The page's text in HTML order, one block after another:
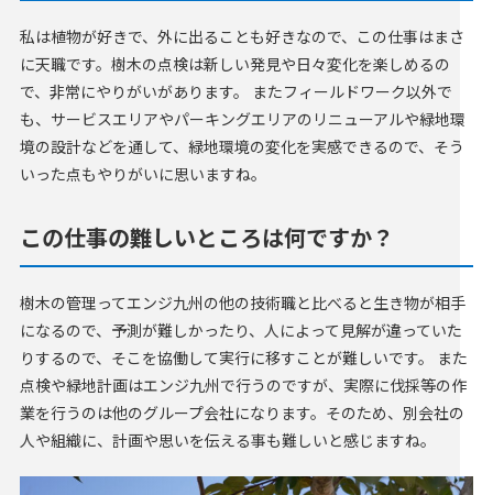
私は植物が好きで、外に出ることも好きなので、この仕事はまさ
に天職です。樹木の点検は新しい発見や日々変化を楽しめるの
で、非常にやりがいがあります。 またフィールドワーク以外で
も、サービスエリアやパーキングエリアのリニューアルや緑地環
境の設計などを通して、緑地環境の変化を実感できるので、そう
いった点もやりがいに思いますね。
この仕事の難しいところは何ですか？
樹木の管理ってエンジ九州の他の技術職と比べると生き物が相手
になるので、予測が難しかったり、人によって見解が違っていた
りするので、そこを協働して実行に移すことが難しいです。 また
点検や緑地計画はエンジ九州で行うのですが、実際に伐採等の作
業を行うのは他のグループ会社になります。そのため、別会社の
人や組織に、計画や思いを伝える事も難しいと感じますね。